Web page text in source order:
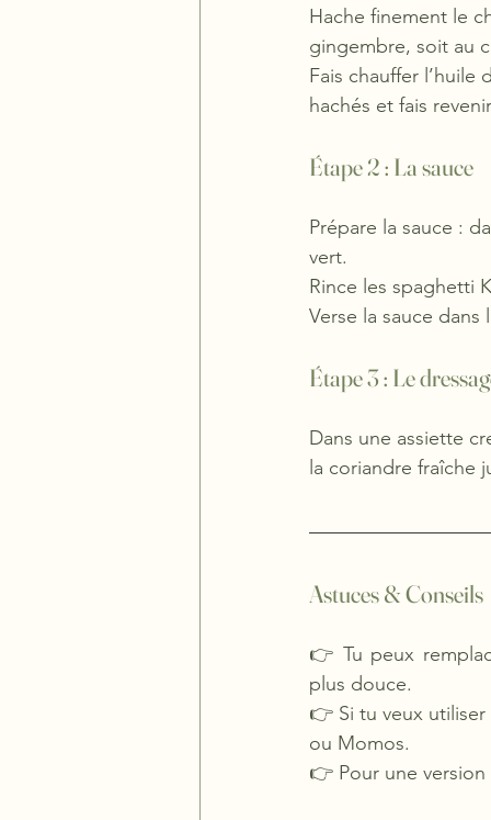
Hache finement le
gingembre, soit au
Fais chauffer
hachés et fais
Étape 2 : La sauce
Prépare la sauce :
vert.
Rince les spaghetti
Verse la sauce
Étape 3 : Le
Dans une assiette
la coriandre fraîche
Astuces & Conseils
👉 Tu peux
plus douce.
👉 Si tu veux
ou Momos.
👉 Pour une